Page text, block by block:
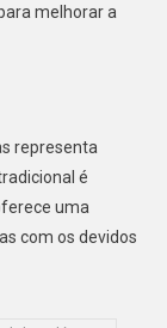
melhorar a
representa
é
uma
com os devidos